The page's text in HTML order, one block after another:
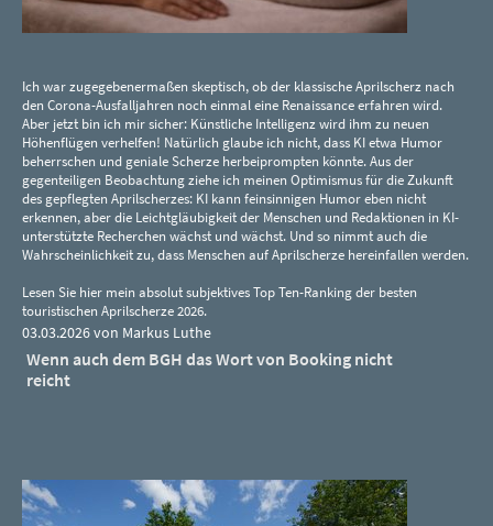
Ich war zugegebenermaßen skeptisch, ob der klassische Aprilscherz nach
den Corona-Ausfalljahren noch einmal eine Renaissance erfahren wird.
Aber jetzt bin ich mir sicher: Künstliche Intelligenz wird ihm zu neuen
Höhenflügen verhelfen! Natürlich glaube ich nicht, dass KI etwa Humor
beherrschen und geniale Scherze herbeiprompten könnte. Aus der
gegenteiligen Beobachtung ziehe ich meinen Optimismus für die Zukunft
des gepflegten Aprilscherzes: KI kann feinsinnigen Humor eben nicht
erkennen, aber die Leichtgläubigkeit der Menschen und Redaktionen in KI-
unterstützte Recherchen wächst und wächst. Und so nimmt auch die
Wahrscheinlichkeit zu, dass Menschen auf Aprilscherze hereinfallen werden.
Lesen Sie hier mein absolut subjektives Top Ten-Ranking der besten
touristischen Aprilscherze 2026.
03.03.2026 von Markus Luthe
Wenn auch dem BGH das Wort von Booking nicht
reicht